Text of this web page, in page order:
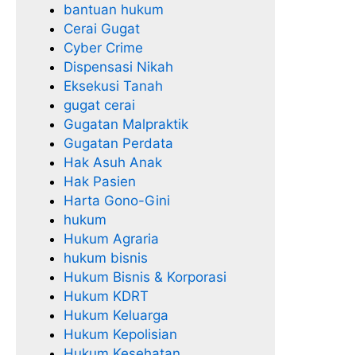
bantuan hukum
Cerai Gugat
Cyber Crime
Dispensasi Nikah
Eksekusi Tanah
gugat cerai
Gugatan Malpraktik
Gugatan Perdata
Hak Asuh Anak
Hak Pasien
Harta Gono-Gini
hukum
Hukum Agraria
hukum bisnis
Hukum Bisnis & Korporasi
Hukum KDRT
Hukum Keluarga
Hukum Kepolisian